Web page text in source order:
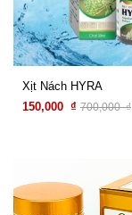
Xịt Nách HYRA
150,000 ₫ 700,000 ₫